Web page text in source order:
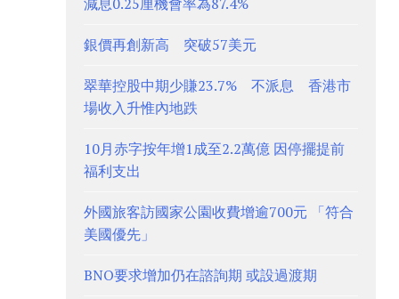
銀價再創新高 突破57美元
翠華控股中期少賺23.7% 不派息 香港市
場收入升惟內地跌
10月赤字按年增1成至2.2萬億 因停擺提前
福利支出
外國旅客訪國家公園收費增逾700元 「符合
美國優先」
BNO要求增加仍在諮詢期 或設過渡期